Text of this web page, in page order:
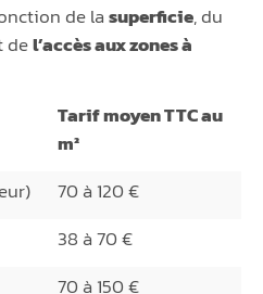
de lasuperficie, du
del’accès aux zones à
Tarif moyen TTC au
m²
70 à 120 €
38 à 70 €
70 à 150 €